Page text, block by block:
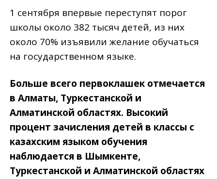
1 сентября впервые переступят порог
школы около 382 тысяч детей, из них
около 70% изъявили желание обучаться
на государственном языке.
Больше всего первоклашек отмечается
в Алматы, Туркестанской и
Алматинской областях. Высокий
процент зачисления детей в классы с
казахским языком обучения
наблюдается в Шымкенте,
Туркестанской и Алматинской областях